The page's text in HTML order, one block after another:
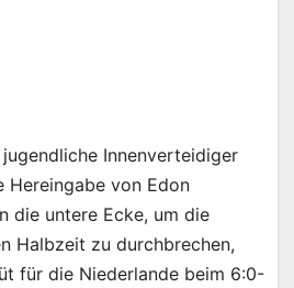
Innenverteidiger
Hereingabe von Edon
die untere Ecke, um die
Halbzeit zu durchbrechen,
für die Niederlande beim 6:0-